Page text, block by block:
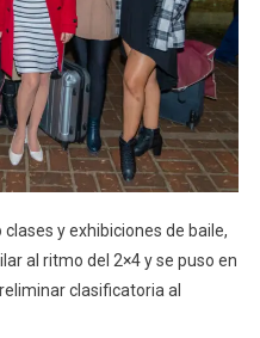
y exhibiciones de baile,
al ritmo del 2×4 y se puso en
clasificatoria al